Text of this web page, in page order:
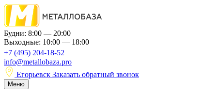
Будни: 8:00 — 20:00
Выходные: 10:00 — 18:00
+7 (495) 204-18-52
info@metallobaza.pro
Егорьевск Заказать обратный звонок
Меню